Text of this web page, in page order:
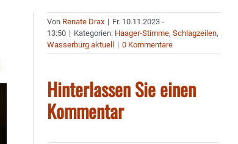
Von Renate Drax | Fr. 10.11.2023 -
13:50 | Kategorien: Haager-Stimme,Schlagzeilen,
Wasserburg aktuell
| 0 Kommentare
Hinterlassen Sie einen
Kommentar